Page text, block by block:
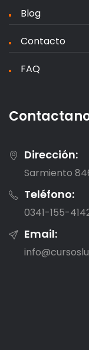
Blog
Contacto
FAQ
Dirección:
Sarmiento
Teléfono:
0341-155-
Email: